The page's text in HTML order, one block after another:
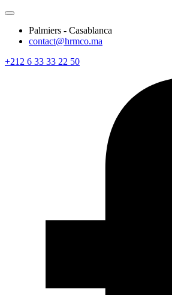
Palmiers - Casablanca
contact@hrmco.ma
+212 6 33 33 22 50